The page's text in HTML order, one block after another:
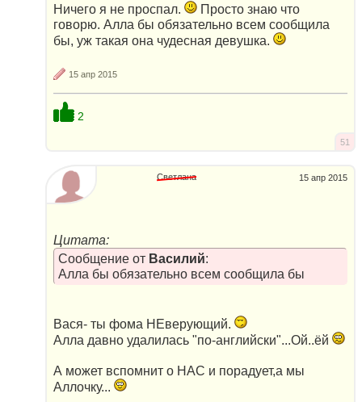
Ничего я не проспал.
Просто знаю что
говорю. Алла бы обязательно всем сообщила
бы, уж такая она чудесная девушка.
15 апр 2015
2
51
15 апр 2015
Светлана
Цитата:
Сообщение от Василий:
Алла бы обязательно всем сообщила бы
Вася- ты фома НЕверующий.
Алла давно удалилась "по-английски"...Ой..ёй
А может вспомнит о НАС и порадует,а мы
Аллочку...